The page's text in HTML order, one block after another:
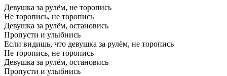
Девушка за рулём, не торопись
Не торопись, не торопись
Девушка за рулём, остановись
Пропусти и улыбнись
Если видишь, что девушка за рулём, не торопись
Не торопись, не торопись
Девушка за рулём, остановись
Пропусти и улыбнись